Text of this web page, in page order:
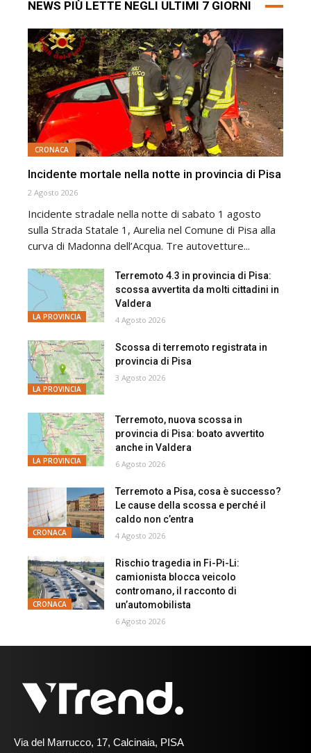
NEWS PIÙ LETTE NEGLI ULTIMI 7 GIORNI
CRONACA
Incidente mortale nella notte in provincia di Pisa
2 Agosto 2026
Incidente stradale nella notte di sabato 1 agosto
sulla Strada Statale 1, Aurelia nel Comune di Pisa alla
curva di Madonna dell’Acqua. Tre autovetture...
LA PROVINCIA
Terremoto 4.3 in provincia di Pisa:
scossa avvertita da molti cittadini in
Valdera
4 Agosto 2026
LA PROVINCIA
Scossa di terremoto registrata in
provincia di Pisa
3 Agosto 2026
LA PROVINCIA
Terremoto, nuova scossa in
provincia di Pisa: boato avvertito
anche in Valdera
6 Agosto 2026
CRONACA
Terremoto a Pisa, cosa è successo?
Le cause della scossa e perché il
caldo non c’entra
4 Agosto 2026
CRONACA
Rischio tragedia in Fi-Pi-Li:
camionista blocca veicolo
contromano, il racconto di
un’automobilista
6 Agosto 2026
Via del Marrucco, 17, Calcinaia, PISA